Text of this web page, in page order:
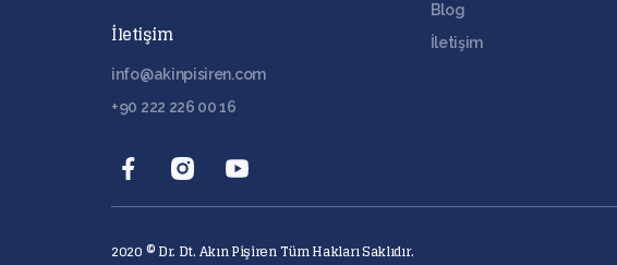
İletişim
info@akinpisiren.com
+90 222 226 00 16
Blog
İletişim
2020 © Dr. Dt. Akın Pişiren Tüm Hakları Saklıdır.